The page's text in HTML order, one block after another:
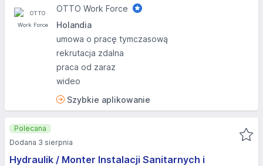
OTTO Work Force
Holandia
umowa o pracę tymczasową
rekrutacja zdalna
praca od zaraz
wideo
Szybkie aplikowanie
Hydraulik / Monter Instalacji Sanitarnych i
Polecana
Dodana 3 sierpnia